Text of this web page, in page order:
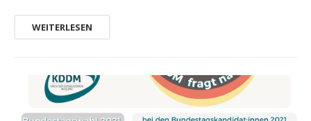
WEITERLESEN